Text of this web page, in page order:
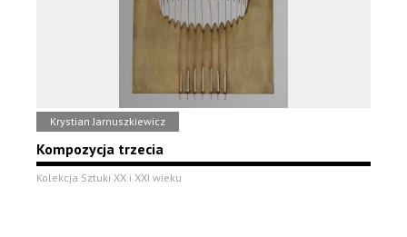
Krystian Jarnuszkiewicz
Kompozycja trzecia
Kolekcja Sztuki XX i XXI wieku